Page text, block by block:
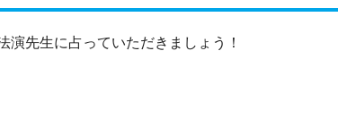
先生に占っていただきましょう！